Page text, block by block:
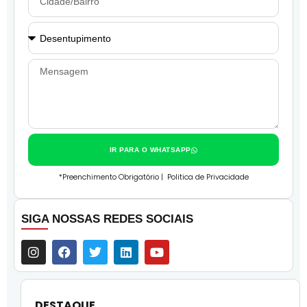
IR PARA O WHATSAPP
*Preenchimento Obrigatório | Politica de Privacidade
SIGA NOSSAS REDES SOCIAIS